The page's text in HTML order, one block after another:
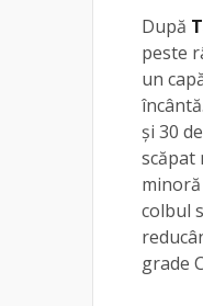
După
peste
un
și 30
scăpat
colbul
grade